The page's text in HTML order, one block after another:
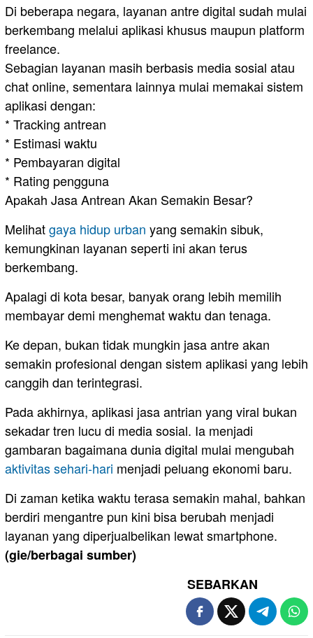
Di beberapa negara, layanan antre digital sudah mulai
berkembang melalui aplikasi khusus maupun platform
freelance.
Sebagian layanan masih berbasis media sosial atau
chat online, sementara lainnya mulai memakai sistem
aplikasi dengan:
* Tracking antrean
* Estimasi waktu
* Pembayaran digital
* Rating pengguna
Apakah Jasa Antrean Akan Semakin Besar?
Melihatgaya hidup urban yang semakin sibuk,
kemungkinan layanan seperti ini akan terus
berkembang.
Apalagi di kota besar, banyak orang lebih memilih
membayar demi menghemat waktu dan tenaga.
Ke depan, bukan tidak mungkin jasa antre akan
semakin profesional dengan sistem aplikasi yang lebih
canggih dan terintegrasi.
Pada akhirnya, aplikasi jasa antrian yang viral bukan
sekadar tren lucu di media sosial. Ia menjadi
gambaran bagaimana dunia digital mulai mengubah
aktivitas sehari-hari menjadi peluang ekonomi baru.
Di zaman ketika waktu terasa semakin mahal, bahkan
berdiri mengantre pun kini bisa berubah menjadi
layanan yang diperjualbelikan lewat smartphone.
(gie/berbagai sumber)
SEBARKAN